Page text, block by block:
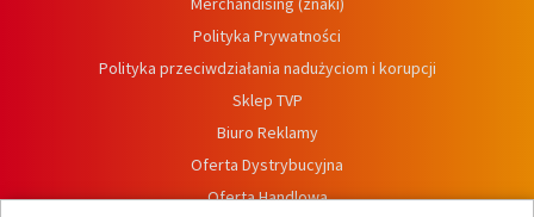
Polityka Prywatności
Polityka przeciwdziałania nadużyciom i korupcji
Sklep TVP
Biuro Reklamy
Oferta Dystrybucyjna
Oferta Handlowa